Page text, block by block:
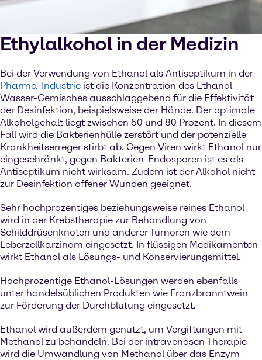
Ethylalkohol in der Medizin
Bei der Verwendung von Ethanol als Antiseptikum in der
Pharma-Industrie ist die Konzentration des Ethanol-
Wasser-Gemisches ausschlaggebend für die Effektivität
der Desinfektion, beispielsweise der Hände. Der optimale
Alkoholgehalt liegt zwischen 50 und 80 Prozent. In diesem
Fall wird die Bakterienhülle zerstört und der potenzielle
Krankheitserreger stirbt ab. Gegen Viren wirkt Ethanol nur
eingeschränkt, gegen Bakterien-Endosporen ist es als
Antiseptikum nicht wirksam. Zudem ist der Alkohol nicht
zur Desinfektion offener Wunden geeignet.
Sehr hochprozentiges beziehungsweise reines Ethanol
wird in der Krebstherapie zur Behandlung von
Schilddrüsenknoten und anderer Tumoren wie dem
Leberzellkarzinom eingesetzt. In flüssigen Medikamenten
wirkt Ethanol als Lösungs- und Konservierungsmittel.
Hochprozentige Ethanol-Lösungen werden ebenfalls
unter handelsüblichen Produkten wie Franzbranntwein
zur Förderung der Durchblutung eingesetzt.
Ethanol wird außerdem genutzt, um Vergiftungen mit
Methanol zu behandeln. Bei der intravenösen Therapie
wird die Umwandlung von Methanol über das Enzym